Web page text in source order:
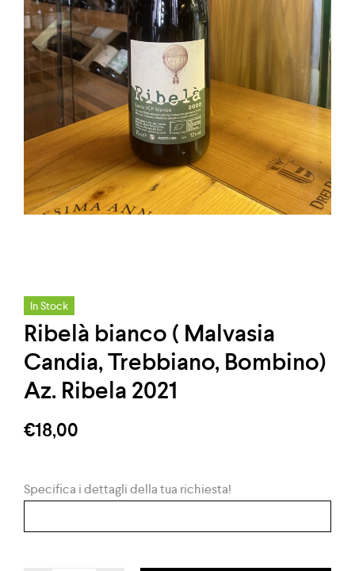
In Stock
Ribelà bianco ( Malvasia
Candia, Trebbiano, Bombino)
Az. Ribela 2021
€18,00
Specifica i dettagli della tua richiesta!